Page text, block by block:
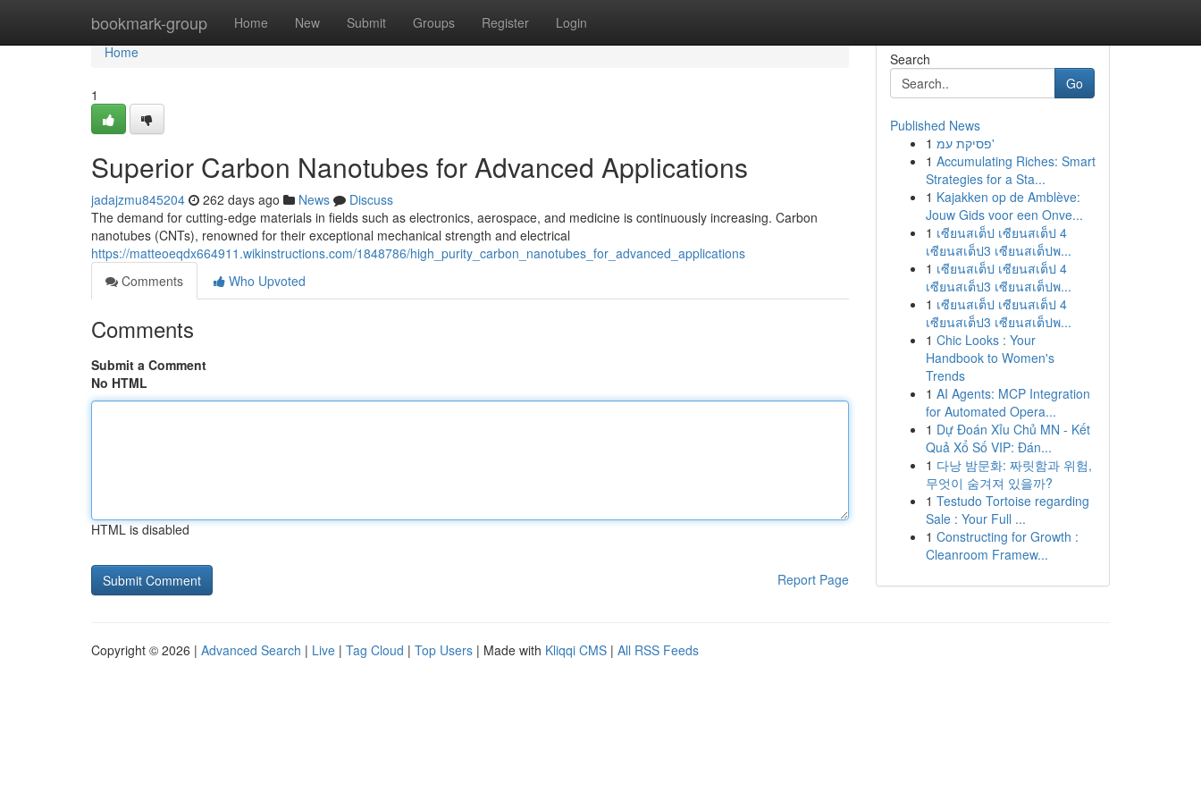
bookmark-group Home New Submit Groups Register Login
Home
Home
1
Superior Carbon Nanotubes for Advanced Applications
jadajzmu845204 262 days ago News
Discuss
The demand for cutting-edge materials in fields such as electronics, aerospace, and medicine is continuously increasing. Carbon
nanotubes (CNTs), renowned for their exceptional mechanical strength and electrical
https://matteoeqdx664911.wikinstructions.com/1848786/high_purity_carbon_nanotubes_for_advanced_applications
Comments
Who Upvoted
Comments
Submit a Comment
No HTML
HTML is disabled
Report Page
Search
Go
Published News
1
פסיקת עמ'
1 Accumulating Riches: Smart
Strategies for a Sta...
1 Kajakken op de Amblève:
Jouw Gids voor een Onve...
1 เซียนสเต็ป เซียนสเต็ป 4
เซียนสเต็ป3 เซียนสเต็ปพ...
1 เซียนสเต็ป เซียนสเต็ป 4
เซียนสเต็ป3 เซียนสเต็ปพ...
1 เซียนสเต็ป เซียนสเต็ป 4
เซียนสเต็ป3 เซียนสเต็ปพ...
1 Chic Looks : Your
Handbook to Women's
Trends
1 AI Agents: MCP Integration
for Automated Opera...
1 Dự Đoán Xỉu Chủ MN - Kết
Quả Xổ Số VIP: Đán...
1 다낭 밤문화: 짜릿함과 위험,
무엇이 숨겨져 있을까?
1 Testudo Tortoise regarding
Sale : Your Full ...
1 Constructing for Growth :
Cleanroom Framew...
Copyright © 2026 | Advanced Search | Live | Tag Cloud | Top Users | Made with Kliqqi CMS | All RSS Feeds